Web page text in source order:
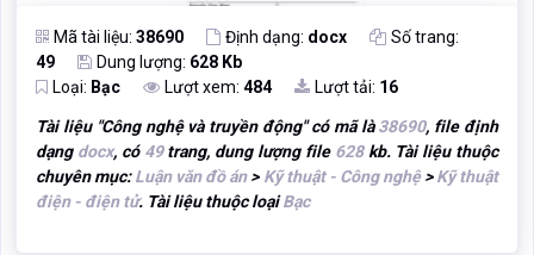
Mã tài liệu: 38690 Định dạng: docx
Số trang:
49
Dung lượng: 628 Kb
Loại: Bạc Lượt xem: 484 Lượt tải: 16
Tài liệu "Công nghệ và truyền động" có mã là38690, file định
dạng docx, có 49trang, dung lượng file 628kb. Tài liệu thuộc
chuyên mục:Luận văn đồ án> Kỹ thuật - Công nghệ>Kỹ thuật
điện - điện tử. Tài liệu thuộc loạiBạc